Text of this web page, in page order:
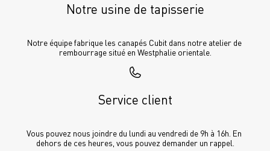
Notre usine de tapisserie
Notre équipe fabrique les canapés Cubit dans notre atelier de
rembourrage situé en Westphalie orientale.
Service client
Vous pouvez nous joindre du lundi au vendredi de 9h à 16h. En
dehors de ces heures, vous pouvez demander un rappel.